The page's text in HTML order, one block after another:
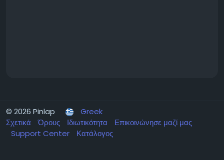
© 2026 Pinlap
Greek
Σχετικά
Όρους Ιδιωτικότητα
Επικοινώνησε μαζί μας
Support Center
Κατάλογος